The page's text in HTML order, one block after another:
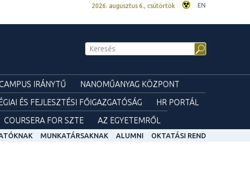
2026. augusztus 6., csütörtök EN
IRÁNYTŰ
NANOMŰANYAG KÖZPONT
ÉS FEJLESZTÉSI FŐIGAZGATÓSÁG
HR PORTÁL
COURSERA FOR SZTE AZ EGYETEMRŐL
MUNKATÁRSAKNAK ALUMNI OKTATÁSI REND